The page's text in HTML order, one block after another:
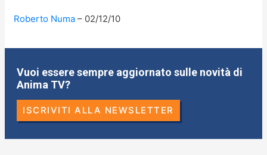
Roberto Numa 02/12/10
Vuoi essere sempre aggiornato sulle novità di
Anima TV?
ISCRIVITI ALLA NEWSLETTER